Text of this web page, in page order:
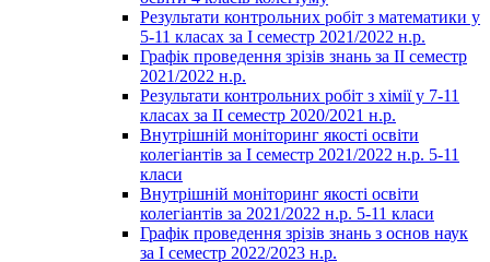
Результати контрольних робіт з математики у
5-11 класах за І семестр 2021/2022 н.р.
Графік проведення зрізів знань за ІІ семестр
2021/2022 н.р.
Результати контрольних робіт з хімії у 7-11
класах за ІІ семестр 2020/2021 н.р.
Внутрішній моніторинг якості освіти
колегіантів за І семестр 2021/2022 н.р. 5-11
класи
Внутрішній моніторинг якості освіти
колегіантів за 2021/2022 н.р. 5-11 класи
Графік проведення зрізів знань з основ наук
за І семестр 2022/2023 н.р.